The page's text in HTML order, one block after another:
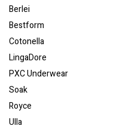
Berlei
Bestform
Cotonella
LingaDore
PXC Underwear
Soak
Royce
Ulla